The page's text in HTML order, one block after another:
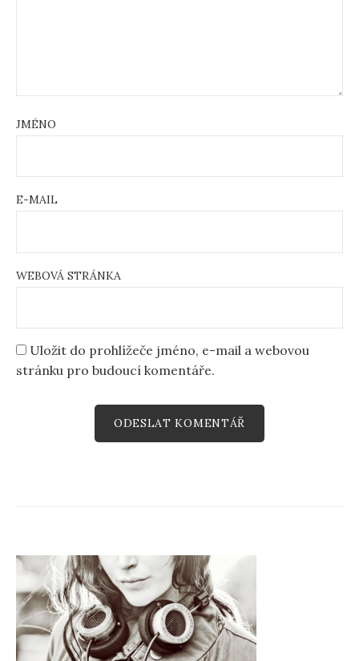
JMÉNO
E-MAIL
WEBOVÁ STRÁNKA
Uložit do prohlížeče jméno, e-mail a webovou
stránku pro budoucí komentáře.